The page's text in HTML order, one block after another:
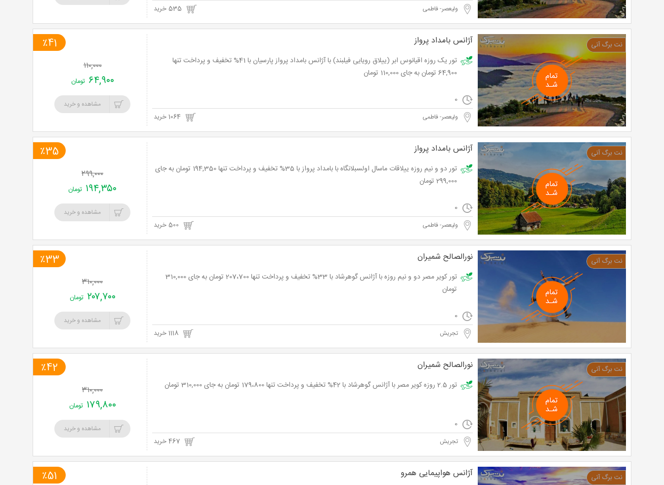
ولیعصر- فاطمی
آژانس بامداد پرواز
تور یک روزه اقیانوس ابر (ییلاق رویایی فیلبند) با آژانس بامداد پرواز پارسیان با 41% تخفیف و پرداخت تنها
64,900 تومان به جای 110,000 تومان
0
ولیعصر- فاطمی
٪41
۱۱۰,۰۰۰
۶۴,۹۰۰ تومان
مشاهده و خرید
آژانس بامداد پرواز
تور دو و نیم روزه ییلاقات ماسال اولسبلانگاه با بامداد پرواز با 35% تخفیف و پرداخت تنها 194,350 تومان به جای
299,000 تومان
0
ولیعصر- فاطمی
٪35
۲۹۹,۰۰۰
۱۹۴,۳۵۰ تومان
مشاهده و خرید
نورالصالح شمیران
تور کویر مصر دو و نیم روزه با آژانس گوهرشاد با 33% تخفیف و پرداخت تنها 207،700 تومان به جای 310,000
تومان
0
تجریش 1118 خرید
٪33
۳۱۰,۰۰۰
۲۰۷,۷۰۰ تومان
مشاهده و خرید
نورالصالح شمیران
تور 2.5 روزه کویر مصر با آژانس گوهرشاد با 42% تخفیف و پرداخت تنها 179،800 تومان به جای 310,000 تومان
0
تجریش 467 خرید
٪42
۳۱۰,۰۰۰
۱۷۹,۸۰۰ تومان
مشاهده و خرید
آژانس هواپیمایی همرو ٪51